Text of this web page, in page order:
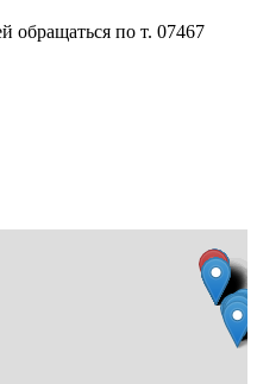
обращаться по т. 07467